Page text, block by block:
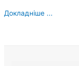
Докладніше ...